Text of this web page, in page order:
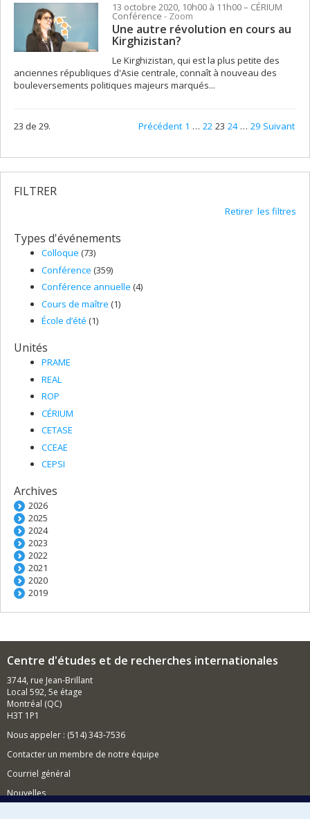
13 octobre 2020, 10h00 à 11h00– CÉRIUM
Conférence- Zoom
Une autre révolution en cours au
Kirghizistan?
Le Kirghizistan, qui est la plus petite des
anciennes républiques d'Asie centrale, connaît à nouveau des
bouleversements politiques majeurs marqués...
23 de 29. Précédent 1 … 22 23 24 … 29 Suivant
FILTRER
Retirer les filtres
Types d'événements
Colloque (73)
Conférence (359)
Conférence annuelle (4)
Cours de maître (1)
École d’été (1)
Unités
PRAME
REAL
ROP
CÉRIUM
CETASE
CCEAE
CEPSI
Archives
2026
2025
2024
2023
2022
2021
2020
2019
Centre d'études et de recherches internationales
3744, rue Jean-Brillant
Local 592, 5e étage
Montréal (QC)
H3T 1P1
Nous appeler : (514) 343-7536
Contacter un membre de notre équipe
Courriel général
Nouvelles